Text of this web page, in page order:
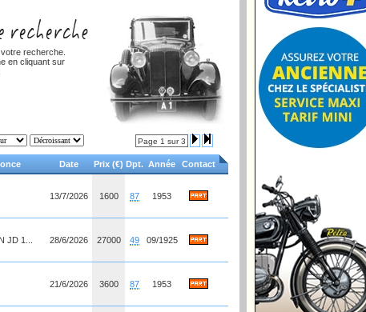
recherche.
en cliquant sur
Page 1 sur 3
Date Prix (€) Dpt. Année Contact
13/7/2026 1600 87 1953
JD 1... 28/6/2026 27000 49 09/1925
21/6/2026 3600 87 1953